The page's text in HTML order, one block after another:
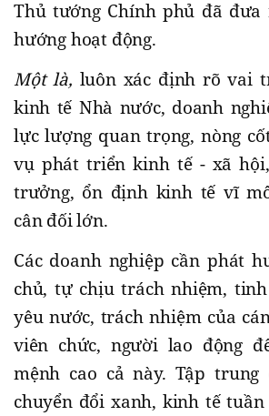
Thủ tướng Chính phủ đã
hướng hoạt động.
Một là, luôn xác định rõ vai
kinh tế Nhà nước, doanh
lực lượng quan trọng, nòng
vụ phát triển kinh tế - xã
trưởng, ổn định kinh tế vĩ
cân đối lớn.
Các doanh nghiệp cần phát
chủ, tự chịu trách nhiệm,
yêu nước, trách nhiệm của
viên chức, người lao động
mệnh cao cả này. Tập trung
chuyển đổi xanh, kinh tế